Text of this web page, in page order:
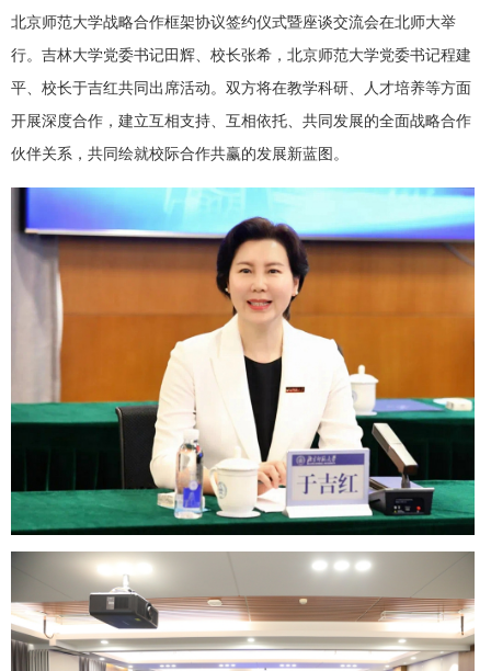
北京师范大学战略合作框架协议签约仪式暨座谈交流会在北师大举
行。吉林大学党委书记田辉、校长张希，北京师范大学党委书记程建
平、校长于吉红共同出席活动。双方将在教学科研、人才培养等方面
开展深度合作，建立互相支持、互相依托、共同发展的全面战略合作
伙伴关系，共同绘就校际合作共赢的发展新蓝图。